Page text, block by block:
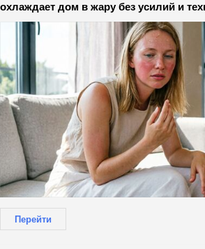
охлаждает дом в жару без усилий и
Перейти